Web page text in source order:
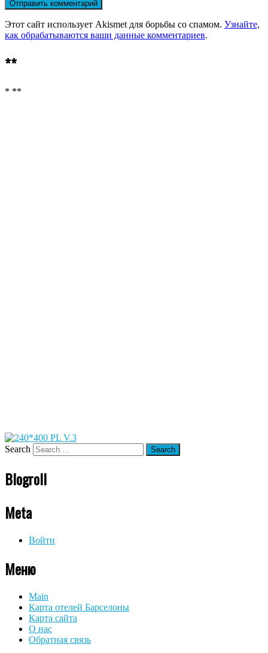
Этот сайт использует Akismet для борьбы со спамом. Узнайте,
как обрабатываются ваши данные комментариев.
**
* **
Search
Blogroll
Meta
Войти
Меню
Main
Карта отелей Барселоны
Карта сайта
О нас
Обратная связь